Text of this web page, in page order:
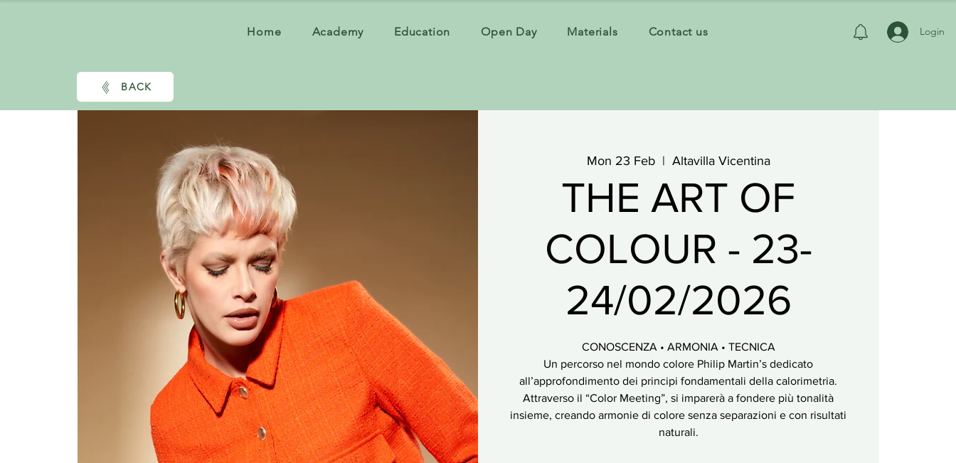
Home Academy Education Open Day Materials Contact us Login
BACK
Mon 23 Feb
  |
Altavilla Vicentina
THE ART OF
COLOUR - 23-
24/02/2026
CONOSCENZA • ARMONIA • TECNICA
Un percorso nel mondo colore Philip Martin’s dedicato
all’approfondimento dei principi fondamentali della calorimetria.
Attraverso il “Color Meeting”, si imparerà a fondere più tonalità
insieme, creando armonie di colore senza separazioni e con risultati
naturali.